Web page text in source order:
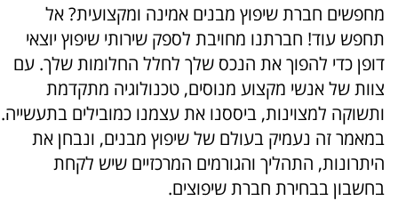
מחפשים חברת שיפוץ מבנים אמינה ומקצועית? אל
תחפש עוד! חברתנו מחויבת לספק שירותי שיפוץ יוצאי
דופן כדי להפוך את הנכס שלך לחלל החלומות שלך. עם
צוות של אנשי מקצוע מנוסים, טכנולוגיה מתקדמת
ותשוקה למצוינות, ביססנו את עצמנו כמובילים בתעשייה.
במאמר זה נעמיק בעולם של שיפוץ מבנים, ונבחן את
היתרונות, התהליך והגורמים המרכזיים שיש לקחת
בחשבון בבחירת חברת שיפוצים.